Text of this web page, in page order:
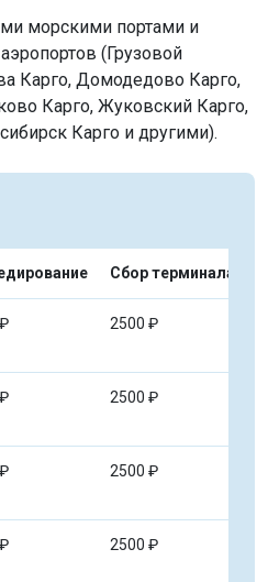
морскими портами и
(Грузовой
Карго, Домодедово Карго,
Карго, Жуковский Карго,
Карго и другими).
Сбор терминала
2500 ₽
2500 ₽
2500 ₽
2500 ₽